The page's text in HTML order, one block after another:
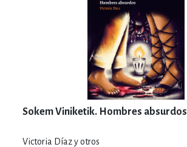
Sokem Viniketik. Hombres absurdos
Victoria Díaz y otros